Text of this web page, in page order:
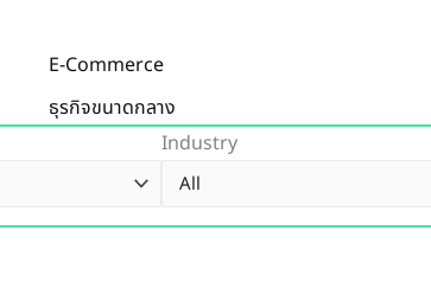
E-Commerce
ธุรกิจขนาดกลาง
Industry